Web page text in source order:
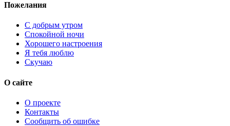
Пожелания
С добрым утром
Спокойной ночи
Хорошего настроения
Я тебя люблю
Скучаю
О сайте
О проекте
Контакты
Сообщить об ошибке